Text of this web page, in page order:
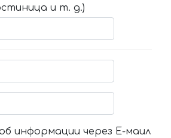
и т. д.)
информации через Е-маил